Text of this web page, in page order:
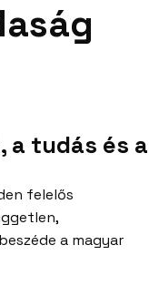
a tudás és a
felelős
a magyar